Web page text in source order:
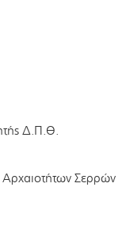
Δ.Π.Θ.
Σερρών